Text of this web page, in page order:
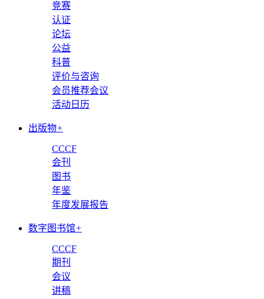
竞赛
认证
论坛
公益
科普
评价与咨询
会员推荐会议
活动日历
出版物+
CCCF
会刊
图书
年鉴
年度发展报告
数字图书馆+
CCCF
期刊
会议
讲稿